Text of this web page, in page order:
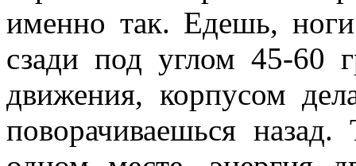
именно так. Едешь,
сзади под углом 45-60
движения, корпусом
поворачиваешься